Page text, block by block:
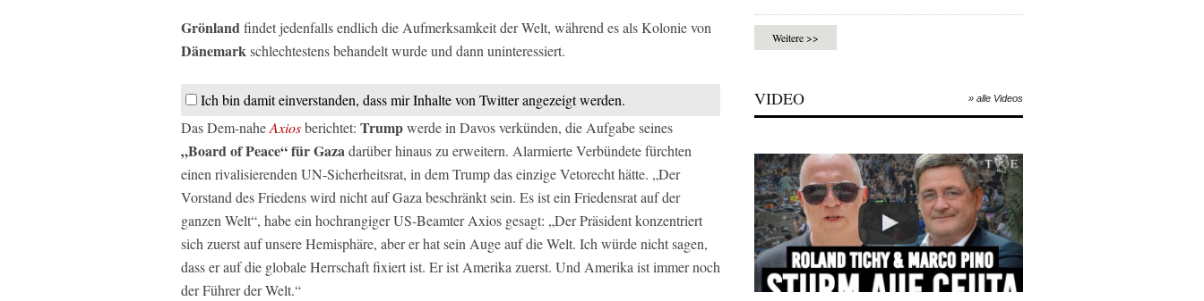
Grönland findet jedenfalls endlich die Aufmerksamkeit der Welt, während es als Kolonie von
Dänemark schlechtestens behandelt wurde und dann uninteressiert.
Ich bin damit einverstanden, dass mir Inhalte von Twitter angezeigt werden.
Das Dem-naheAxiosberichtet: Trumpwerde in Davos verkünden, die Aufgabe seines
„Board of Peace“ für Gaza darüber hinaus zu erweitern. Alarmierte Verbündete fürchten
einen rivalisierenden UN-Sicherheitsrat, in dem Trump das einzige Vetorecht hätte. „Der
Vorstand des Friedens wird nicht auf Gaza beschränkt sein. Es ist ein Friedensrat auf der
ganzen Welt“, habe ein hochrangiger US-Beamter Axios gesagt: „Der Präsident konzentriert
sich zuerst auf unsere Hemisphäre, aber er hat sein Auge auf die Welt. Ich würde nicht sagen,
dass er auf die globale Herrschaft fixiert ist. Er ist Amerika zuerst. Und Amerika ist immer noch
der Führer der Welt.“
Weitere >>
VIDEO » alle Videos